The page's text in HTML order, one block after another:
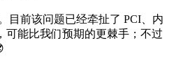
目前该问题已经牵扯了 PCI、内
可能比我们预期的更棘手；不过